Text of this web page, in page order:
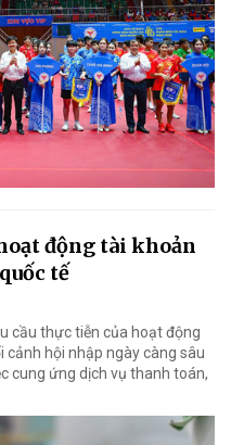
động tài khoản
tế
cầu thực tiễn của hoạt động
hội nhập ngày càng sâu
cung ứng dịch vụ thanh toán,